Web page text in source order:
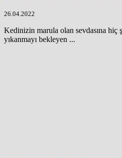
26.04.2022
Kedinizin marula olan sevdasına hiç
yıkanmayı bekleyen ...